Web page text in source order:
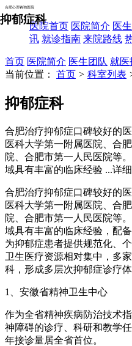
合肥心理咨询医院
医院首页 医院简介 医
讯 就诊指南 来院路线
首页 医院简介 医生团队 就医
当前位置： 首页 > 科室列表
抑郁症科
抑郁症科
合肥治疗抑郁症口碑较好的
医科大学第一附属医院、合
院、合肥市第一人民医院等
域具有丰富的临床经验 ...详细
合肥治疗抑郁症口碑较好的
医科大学第一附属医院、合
院、合肥市第一人民医院等
域具有丰富的临床经验，配
为抑郁症患者提供规范化、
卫生医疗资源相对集中，多
科，形成多层次抑郁症诊疗体
1、安徽省精神卫生中心
作为全省精神疾病防治技术
神障碍的诊疗、科研和教学
年接诊量居全省首位。